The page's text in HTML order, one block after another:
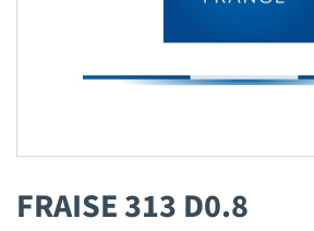
FRAISE 313 D0.8